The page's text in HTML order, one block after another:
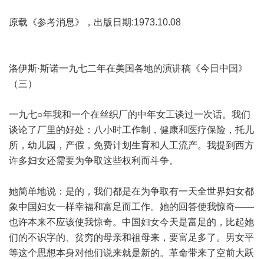
原载《参考消息》，出版日期:1973.10.08
洛伊斯·斯诺一九七二年在美国各地的演讲稿《今日中国》
（三）
一九七○年我和一个在丝织厂的中年女工谈过一次话。我们
谈论了厂里的好处：八小时工作制，健康和医疗保险，托儿
所，幼儿园，产假，免费计划生育和人工流产。我提到西方
许多妇女还需要为争取这些权利而斗争。
她简单地说：是的，我们都是在为争取有一天全世界妇女都
象中国妇女一样幸福和富足而工作。她的回答使我惊奇——
也许本来不应该使我惊奇。中国妇女今天是富足的，比起她
们的不识字的、贫穷的母亲和祖母来，要富足多了。男女平
等这个思想本身对他们说来就是新的。革命带来了空前大跃